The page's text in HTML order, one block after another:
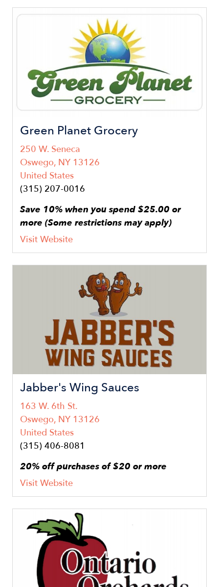
Image
Green Planet Grocery
250 W. Seneca
Oswego, NY 13126
United States
(315) 207-0016
Save 10% when you spend $25.00 or
more (Some restrictions may apply)
Visit Website
Jabber's Wing Sauces
163 W. 6th St.
Oswego, NY 13126
United States
(315) 406-8081
20% off purchases of $20 or more
Visit Website